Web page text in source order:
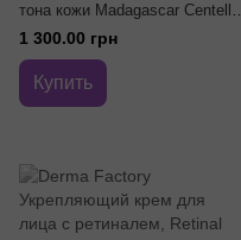
тона кожи Madagascar Centella
Tone Brightening Tone-up
Sunscreen SPF50PA++++ 50
мл
1 300.00 грн
Купить